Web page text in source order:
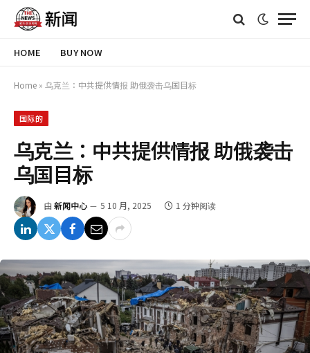
HOME BUY NOW
Home » 乌克兰：中共提供情报 助俄袭击乌国目标
国际的
乌克兰：中共提供情报 助俄袭击
乌国目标
由 新闻中心 5 10 月, 2025 1 分钟阅读